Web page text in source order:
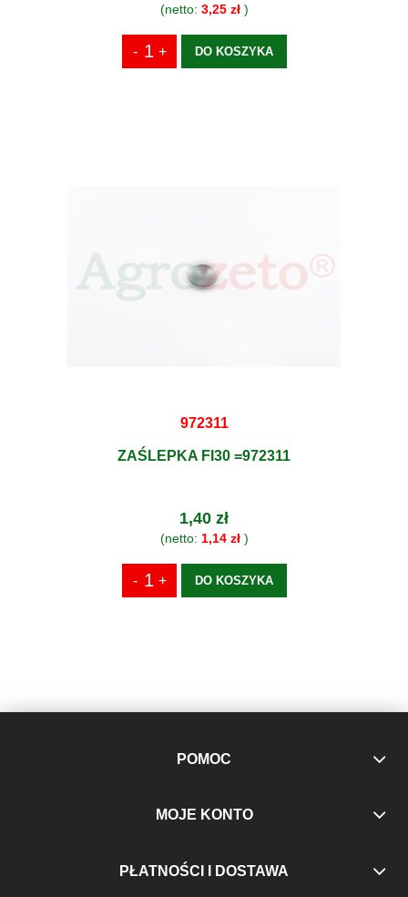
(netto: 3,25 zł)
DO KOSZYKA
972311
ZAŚLEPKA FI30 =972311
1,40 zł
(netto: 1,14 zł)
DO KOSZYKA
POMOC
MOJE KONTO
PŁATNOŚCI I DOSTAWA